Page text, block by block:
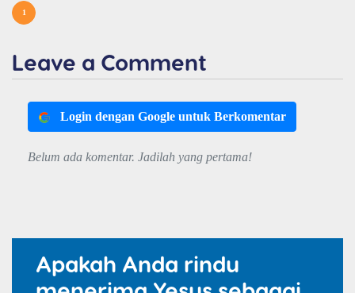
1
Leave a Comment
Login dengan Google untuk Berkomentar
Belum ada komentar. Jadilah yang pertama!
Apakah Anda rindu